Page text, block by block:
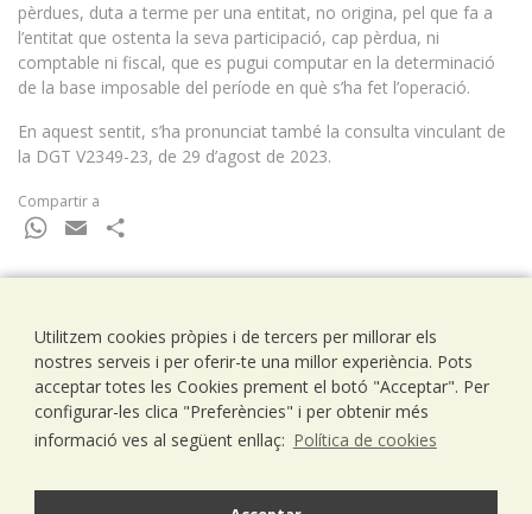
pèrdues, duta a terme per una entitat, no origina, pel que fa a
l’entitat que ostenta la seva participació, cap pèrdua, ni
comptable ni fiscal, que es pugui computar en la determinació
de la base imposable del període en què s’ha fet l’operació.
En aquest sentit, s’ha pronunciat també la consulta vinculant de
la DGT V2349-23, de 29 d’agost de 2023.
Compartir a
WhatsApp
Email
Ramells Ramoneda
Assessors - Consultors
C/ Balmes 203, 1º 1ª
08006 Barcelona
T..93 238 79 26
Utilitzem cookies pròpies i de tercers per millorar els
nostres serveis i per oferir-te una millor experiència. Pots
acceptar totes les Cookies prement el botó "Acceptar". Per
configurar-les clica "Preferències" i per obtenir més
informació ves al següent enllaç: Política de cookies